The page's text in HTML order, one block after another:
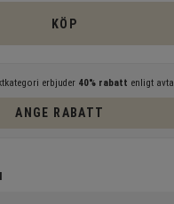
KÖP
erbjuder 40% rabatt enligt avtal
ANGE RABATT